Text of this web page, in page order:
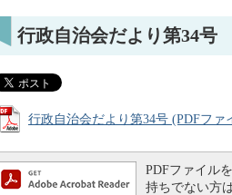
行政自治会だより第34号
行政自治会だより第34号 (PDFファ
PDFファイル
持ちでない方